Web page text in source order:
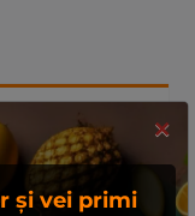
uimitoare
pentru
×
și vei primi